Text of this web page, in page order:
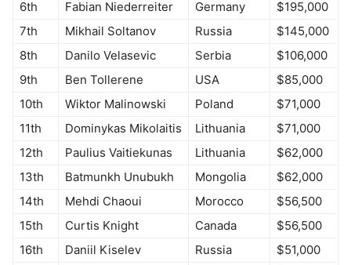
6th Fabian Niederreiter Germany
$195,000
7th
Mikhail Soltanov Russia
$145,000
8th
Danilo Velasevic Serbia
$106,000
9th
Ben Tollerene USA
$85,000
10th
Wiktor Malinowski Poland
$71,000
11th
Dominykas Mikolaitis Lithuania
$71,000
12th
Paulius Vaitiekunas Lithuania
$62,000
13th
Batmunkh Unubukh Mongolia
$62,000
14th
Mehdi Chaoui Morocco
$56,500
15th
Curtis Knight Canada
$56,500
16th
Daniil Kiselev Russia
$51,000